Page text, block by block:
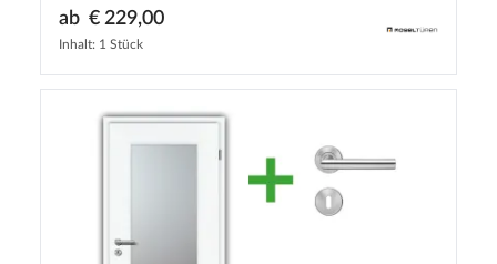
ab € 229,00
Inhalt: 1 Stück